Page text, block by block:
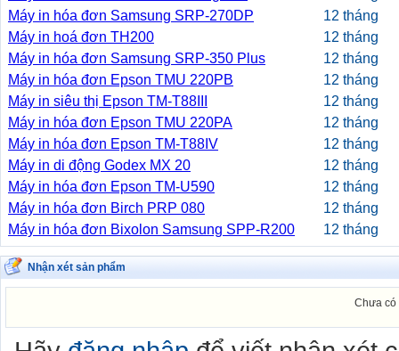
Máy in hóa đơn Samsung SRP-270DP
12 tháng
Máy in hoá đơn TH200
12 tháng
Máy in hóa đơn Samsung SRP-350 Plus
12 tháng
Máy in hóa đơn Epson TMU 220PB
12 tháng
Máy in siêu thị Epson TM-T88III
12 tháng
Máy in hóa đơn Epson TMU 220PA
12 tháng
Máy in hóa đơn Epson TM-T88IV
12 tháng
Máy in di động Godex MX 20
12 tháng
Máy in hóa đơn Epson TM-U590
12 tháng
Máy in hóa đơn Birch PRP 080
12 tháng
Máy in hóa đơn Bixolon Samsung SPP-R200
12 tháng
Nhận xét sản phẩm
Chưa có